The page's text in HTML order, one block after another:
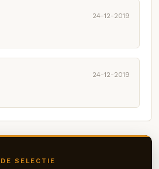
24-12-2019
24-12-2019
DE SELECTIE